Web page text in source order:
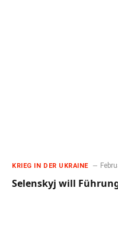
KRIEG IN DER UKRAINE
Selenskyj will